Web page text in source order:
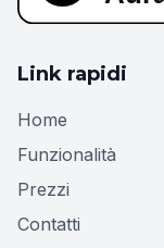
Link rapidi
Home
Funzionalità
Prezzi
Contatti